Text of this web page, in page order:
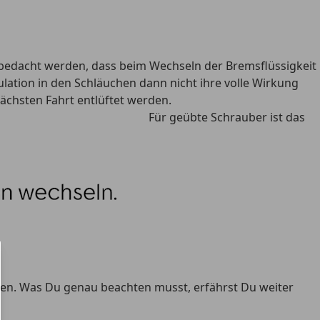
werden, dass beim Wechseln der Bremsflüssigkeit
in den Schläuchen dann nicht ihre volle Wirkung
Fahrt entlüftet werden.
Für geübte Schrauber ist das
Was Du genau beachten musst, erfährst Du weiter